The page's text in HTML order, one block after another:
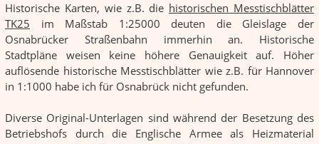
Historische Karten, wie z.B. die historischen Messtischblätter
TK25 im Maßstab 1:25000 deuten die Gleislage der
Osnabrücker Straßenbahn immerhin an. Historische
Stadtpläne weisen keine höhere Genauigkeit auf. Höher
auflösende historische Messtischblätter wie z.B. für Hannover
in 1:1000 habe ich für Osnabrück nicht gefunden.
Diverse Original-Unterlagen sind während der Besetzung des
Betriebshofs durch die Englische Armee als Heizmaterial